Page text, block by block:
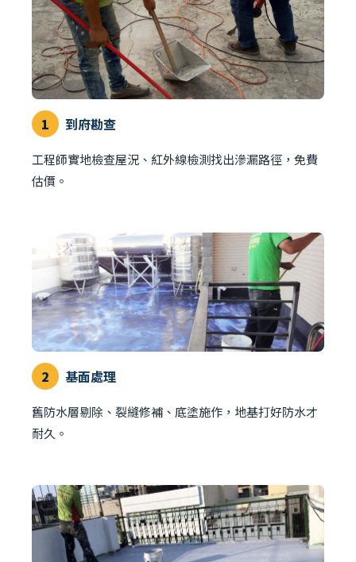
1 到府勘查
工程師實地檢查屋況、紅外線檢測找出滲漏路徑，免費
估價。
2 基面處理
舊防水層剔除、裂縫修補、底塗施作，地基打好防水才
耐久。